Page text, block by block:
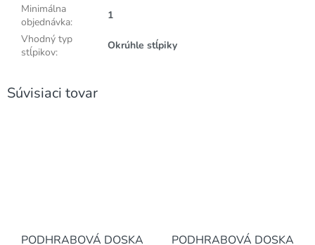
Minimálna
objednávka:
1
Vhodný typ
stĺpikov:
Okrúhle stĺpiky
Súvisiaci tovar
PODHRABOVÁ DOSKA
PODHRABOVÁ DOSKA